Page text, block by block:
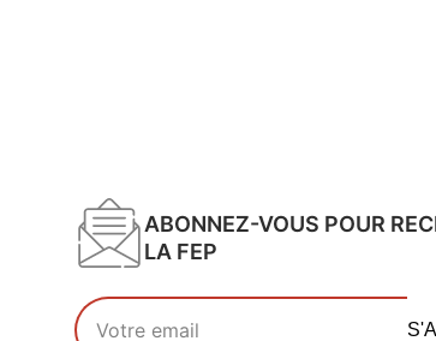
ABONNEZ-VOUS POUR
LA FEP
Votre adresse email